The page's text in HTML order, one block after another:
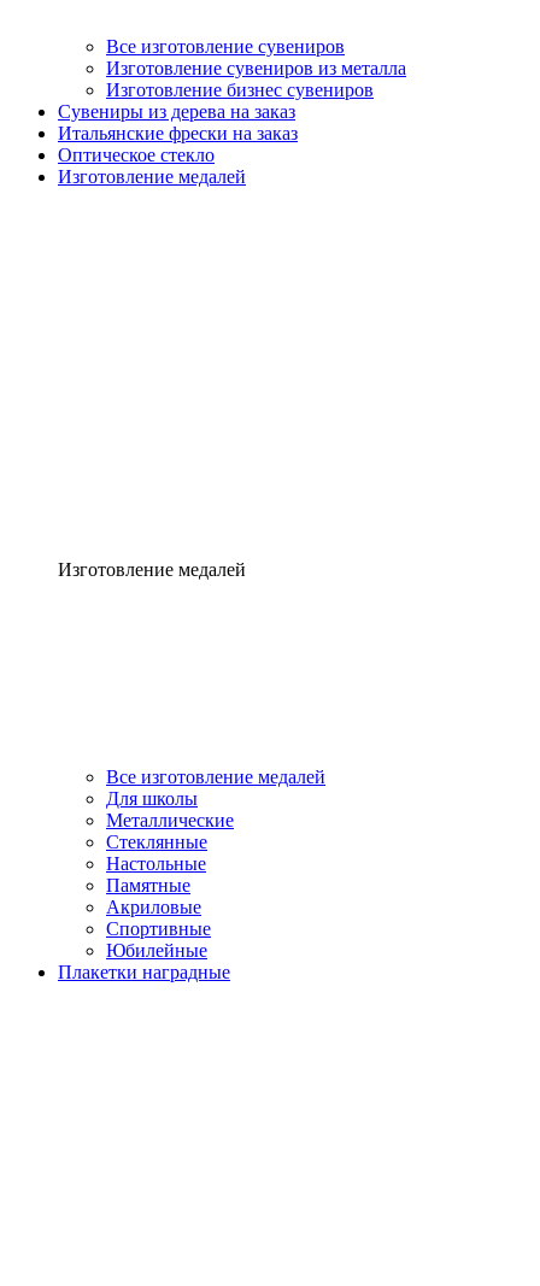
Все изготовление сувениров
Изготовление сувениров из металла
Изготовление бизнес сувениров
Сувениры из дерева на заказ
Итальянские фрески на заказ
Оптическое стекло
Изготовление медалей
Изготовление медалей
Все изготовление медалей
Для школы
Металлические
Стеклянные
Настольные
Памятные
Акриловые
Спортивные
Юбилейные
Плакетки наградные